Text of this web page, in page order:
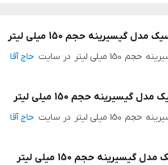
حجم 150 میلی لیتر
لیتر در سایت
حاج آقا
حجم 150 میلی لیتر
لیتر در سایت
حاج آقا
حجم 150 میلی لیتر